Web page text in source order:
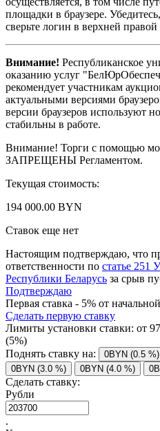
площадки в браузере.
сверьте логин в верхней
Внимание! Республиканское
оказанию услуг
рекомендует участникам
актуальными версиями
версии браузеров используют
стабильны в работе.
Внимание! Торги с помощью
ЗАПРЕЩЕНЫ Регламентом.
Текущая стоимость:
194 000.00 BYN
Ставок еще нет
Настоящим подтверждаю, что
ответственности по статье 251
Республики Беларусь за срыв
Подтверждаю
Первая ставка - 5% от
Сделать первую ставку
Лимиты установки ставки: от
(5%)
Поднять ставку на:
0BYN (0.5 %)
0BYN (3.0 %)
0BYN (4.0 %)
Сделать ставку:
Рубли
.